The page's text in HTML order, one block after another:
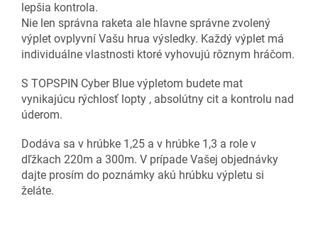
lepšia kontrola.
Nie len správna raketa ale hlavne správne zvolený
výplet ovplyvní Vašu hrua výsledky. Každý výplet má
individuálne vlastnosti ktoré vyhovujú rôznym hráčom.
S TOPSPIN Cyber Blue výpletom budete mat
vynikajúcu rýchlosť lopty , absolútny cit a kontrolu nad
úderom.
Dodáva sa v hrúbke 1,25 a v hrúbke 1,3 a role v
dľžkach 220m a 300m. V prípade Vašej objednávky
dajte prosím do poznámky akú hrúbku výpletu si
želáte.